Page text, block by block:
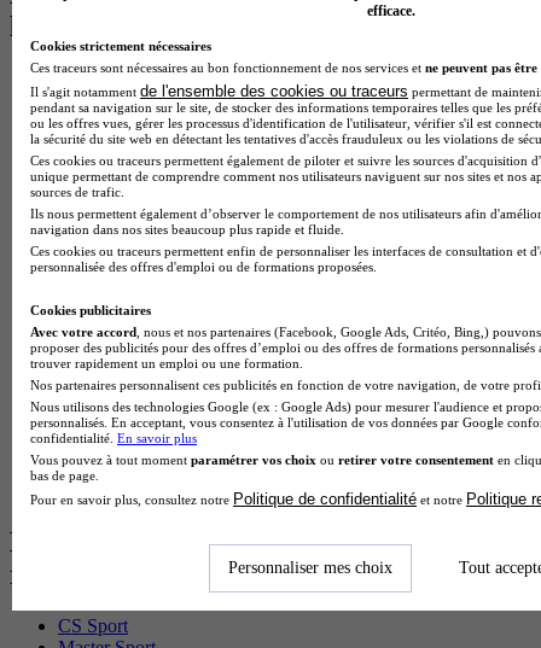
les plus recherchés
BTS Esf en alternance
BTS Dietetique en alternance
BTS Mco en alternance
BTS Pi en alternance
BTS Sp3s en alternance
Master CCA en alternance
BTS Ndrc en alternance
BTS Sam en alternance
Cap Fleuriste en alternance
BTS Sio en alternance
BTS Gpme en alternance
Cap Electricien en alternance
BTS Gpn en alternance
BTS Domotique en alternance
BAC Pro Agora en alternance
BTS Sta en alternance
BTS Iris en alternance
BTS Tpl en alternance
BTS Ati en alternance
Les diplômes par filière les plus
recherchés
CS Sport
efficace.
Cookies strictement nécessaires
Ces traceurs sont nécessaires au bon fonctionnement de nos services et ne peuvent pas être
Il s'agit notamment de l'ensemble des cookies ou traceurs permettant de
pendant sa navigation sur le site, de stocker des informations temporaires telles que les
ou les offres vues, gérer les processus d'identification de l'utilisateur, vérifier s'il est
la sécurité du site web en détectant les tentatives d'accès frauduleux ou les violations de
Ces cookies ou traceurs permettent également de piloter et suivre les sources d'acquisition
unique permettant de comprendre comment nos utilisateurs naviguent sur nos sites et nos
sources de trafic.
Ils nous permettent également d’observer le comportement de nos utilisateurs afin
navigation dans nos sites beaucoup plus rapide et fluide.
Ces cookies ou traceurs permettent enfin de personnaliser les interfaces de consultation et
personnalisée des offres d'emploi ou de formations proposées.
Cookies publicitaires
Avec votre accord , nous et nos partenaires (Facebook, Google Ads, Critéo, Bing,)
proposer des publicités pour des offres d’emploi ou des offres de formations
trouver rapidement un emploi ou une formation.
Nos partenaires personnalisent ces publicités en fonction de votre navigation, de votre
Nous utilisons des technologies Google (ex : Google Ads) pour mesurer l'audience et
personnalisés. En acceptant, vous consentez à l'utilisation de vos données par Google
confidentialité. En savoir plus
Vous pouvez à tout moment paramétrer vos choix ou retirer votre consentement en
bas de page.
Pour en savoir plus, consultez notre Politique de confidentialité et notre Politique
Personnaliser mes choix Tout